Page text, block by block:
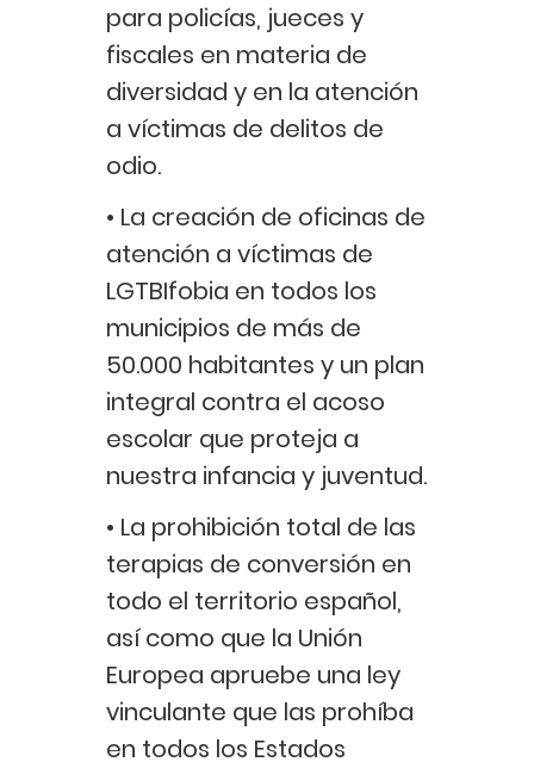
para policías, jueces y
fiscales en materia de
diversidad y en la atención
a víctimas de delitos de
odio.
• La creación de oficinas de
atención a víctimas de
LGTBIfobia en todos los
municipios de más de
50.000 habitantes y un plan
integral contra el acoso
escolar que proteja a
nuestra infancia y juventud.
• La prohibición total de las
terapias de conversión en
todo el territorio español,
así como que la Unión
Europea apruebe una ley
vinculante que las prohíba
en todos los Estados